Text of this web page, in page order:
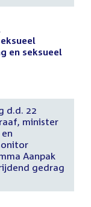
en seksueel
d.d. 22
minister
Aanpak
gedrag